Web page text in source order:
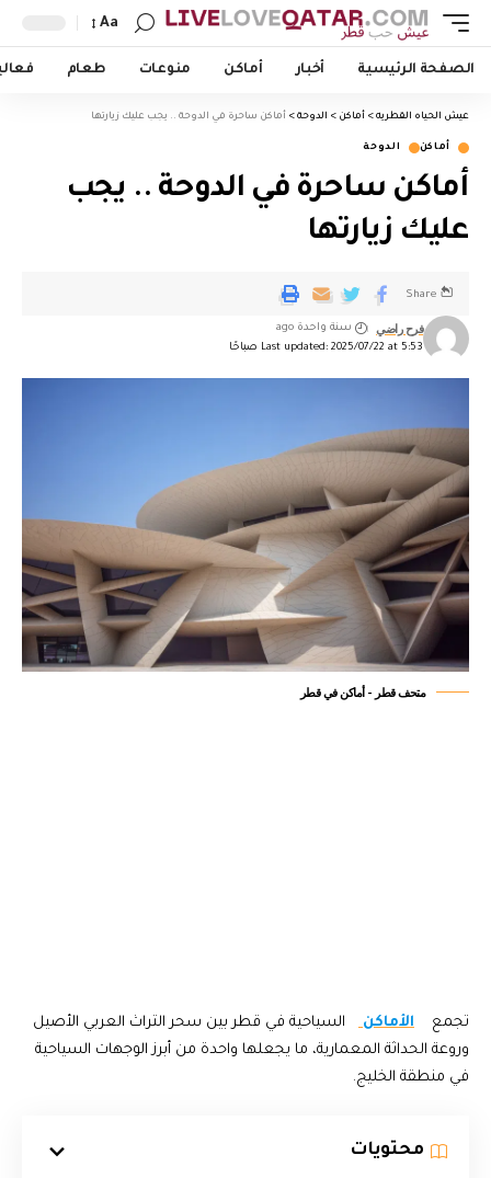
Aa
الصفحة الرئيسية أخبار أماكن منوعات طعام
عيش الحياه القطريه > أماكن > الدوحة > أماكن ساحرة في الدوحة .. يجب عليك زيارتها
أماكن الدوحة
أماكن ساحرة في الدوحة .. يجب
عليك زيارتها
Last updated: 2025/07/22 at 5:53 صباحًا
فرح راضي سنة واحدة ago
Share
متحف قطر - أماكن في قطر
تجمع الأماكن
السياحية في قطر بين سحر التراث العربي الأصيل
وروعة الحداثة المعمارية، ما يجعلها واحدة من أبرز الوجهات السياحية
في منطقة الخليج.
محتويات